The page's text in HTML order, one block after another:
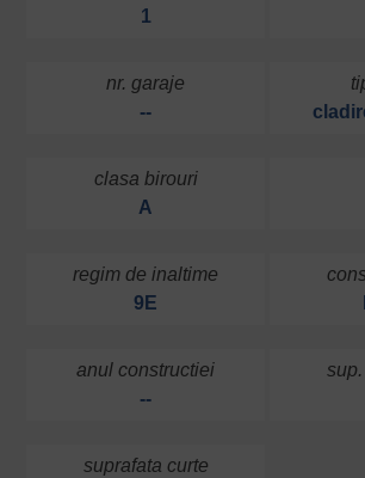
1
nr. garaje
--
clasa birouri
A
regim de inaltime
9E
anul constructiei
--
suprafata curte